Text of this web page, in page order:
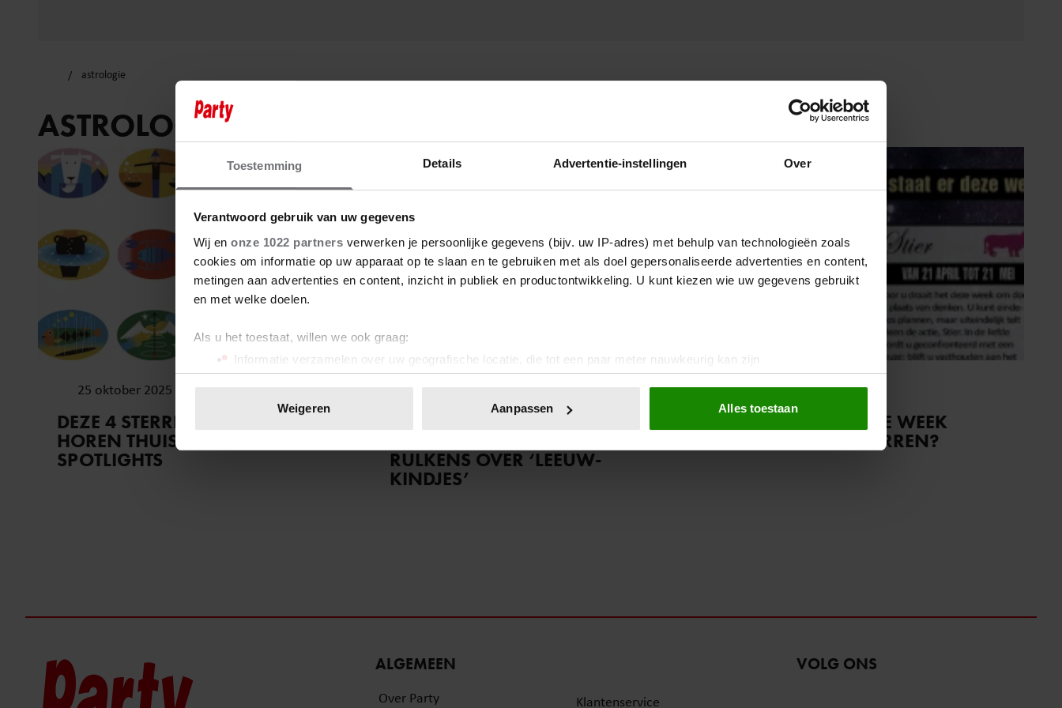
Toestemming Details Advertentie-instellingen Over
Verantwoord gebruik van uw gegevens
Wij en onze 1022 partners verwerken je persoonlijke gegevens (bijv. uw IP-adres) met behulp van technologieën zoals
cookies om informatie op uw apparaat op te slaan en te gebruiken met als doel gepersonaliseerde advertenties en content,
metingen aan advertenties en content, inzicht in publiek en productontwikkeling. U kunt kiezen wie uw gegevens gebruikt
en met welke doelen.
Als u het toestaat, willen we ook graag:
Informatie verzamelen over uw geografische locatie, die tot een paar meter nauwkeurig kan zijn
Uw apparaat identificeren door het actief te scannen op specifieke eigenschappen (fingerprinting)
toestemming op elk moment wijzigen of intrekken in de Cookieverklaring.
We gebruiken cookies om content en advertenties te personaliseren, om functies voor social media te bieden en om ons
websiteverkeer te analyseren. Ook delen we informatie over uw gebruik van onze site met onze partners voor social
Weigeren Aanpassen Alles toestaan
astrologie
ASTROLOGIE
25 oktober 2025
DEZE 4 STERRENBEELDEN
HOREN THUIS IN DE
SPOTLIGHTS
COMÉDIENNE EN
RULKENS OVER ‘LEEUW-
KINDJES’
11 april 2025
WAT STAAT ER DEZE WEEK
VOOR U IN DE STERREN?
ALGEMEEN
Over Party Klantenservice
VOLG ONS